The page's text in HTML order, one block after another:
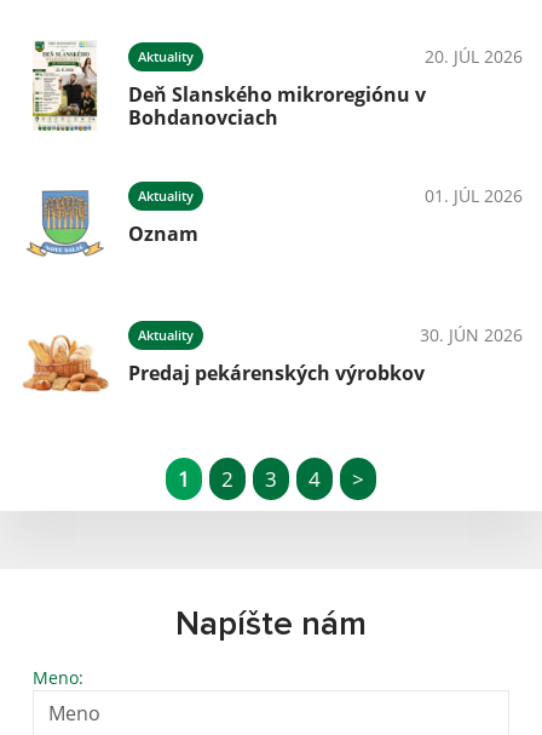
Aktuality 20. JÚL 2026
Deň Slanského mikroregiónu v
Bohdanovciach
Aktuality 01. JÚL 2026
Oznam
Aktuality 30. JÚN 2026
Predaj pekárenských výrobkov
1 2 3 4 >
Napíšte nám
Meno: